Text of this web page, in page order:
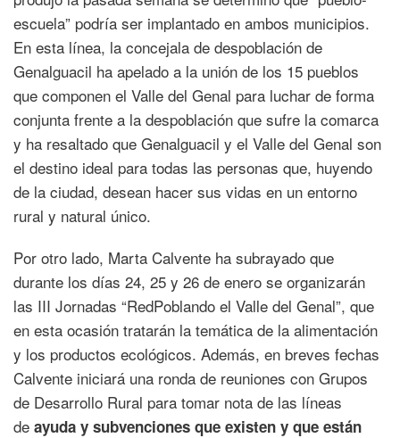
escuela” podría ser implantado en ambos municipios.
En esta línea, la concejala de despoblación de
Genalguacil ha apelado a la unión de los 15 pueblos
que componen el Valle del Genal para luchar de forma
conjunta frente a la despoblación que sufre la comarca
y ha resaltado que Genalguacil y el Valle del Genal son
el destino ideal para todas las personas que, huyendo
de la ciudad, desean hacer sus vidas en un entorno
rural y natural único.
Por otro lado, Marta Calvente ha subrayado que
durante los días 24, 25 y 26 de enero se organizarán
las III Jornadas “RedPoblando el Valle del Genal”, que
en esta ocasión tratarán la temática de la alimentación
y los productos ecológicos. Además, en breves fechas
Calvente iniciará una ronda de reuniones con Grupos
de Desarrollo Rural para tomar nota de las líneas
de ayuda y subvenciones que existen y que están